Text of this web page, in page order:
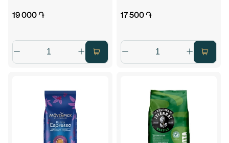
19 000 ֏ 17 500 ֏